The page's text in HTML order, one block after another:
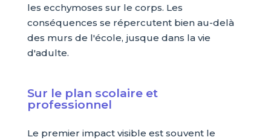
les ecchymoses sur le corps. Les
conséquences se répercutent bien au-delà
des murs de l'école, jusque dans la vie
d'adulte.
Sur le plan scolaire et
professionnel
Le premier impact visible est souvent le